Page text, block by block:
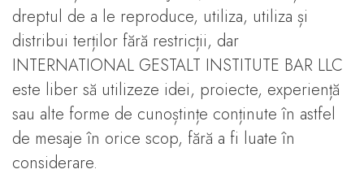
dreptul de a le reproduce, utiliza, utiliza și
distribui terților fără restricții, dar
INTERNATIONAL GESTALT INSTITUTE BAR LLC
este liber să utilizeze idei, proiecte, experiență
sau alte forme de cunoștințe conținute în astfel
de mesaje în orice scop, fără a fi luate în
considerare.